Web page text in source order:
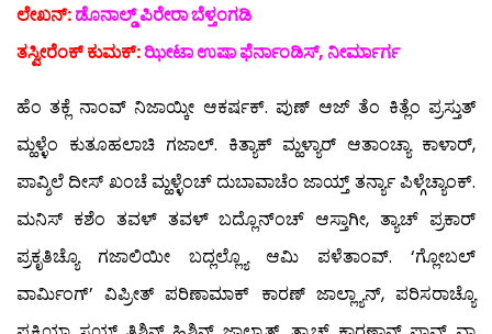
ಲೇಖನ್:ಡೊನಾಲ್ಡ್ ಪಿರೇರಾ ಬೆಳ್ತಂಗಡಿ
ತಸ್ವೀರೆಂಕ್ ಕುಮಕ್:ಝೀಟಾ ಉಷಾ ಫೆರ್ನಾಂಡಿಸ್, ನೀರ್ಮಾರ್ಗ
ಹೆಂ ತಕ್ಲೆ ನಾಂವ್ ನಿಜಾಯ್ಕೀ ಆಕರ್ಷಕ್. ಪುಣ್ ಆಜ್ ತೆಂ ಕಿತ್ಲೆಂ ಪ್ರಸ್ತುತ್
ಮ್ಹಳ್ಳೆಂ ಕುತೂಹಲಾಚಿ ಗಜಾಲ್. ಕಿತ್ಯಾಕ್ ಮ್ಹಳ್ಯಾರ್ ಆತಾಂಚ್ಯಾ ಕಾಳಾರ್,
ಪಾವ್ಶಿಲೆ ದೀಸ್ ಖಂಚೆ ಮ್ಹಳ್ಳೆಂಚ್ ದುಬಾವಾಚೆಂ ಜಾಯ್ತ್ ತರ್ನ್ಯಾ ಪಿಳ್ಗೆಚ್ಯಾಂಕ್.
ಮನಿಸ್ ಕಶೆಂ ತವಳ್ ತವಳ್ ಬದ್ಲೊನ್‍ಂಚ್ ಆಸ್ತಾಗೀ, ತ್ಯಾಚ್ ಪ್ರಕಾರ್
ಪ್ರಕೃತಿಚ್ಯೊ ಗಜಾಲಿಯೀ ಬದ್ಲಲ್ಲ್ಯೊ ಆಮಿ ಪಳೆತಾಂವ್. ‘ಗ್ಲೋಬಲ್
ವಾರ್ಮಿಂಗ್’ ವಿಪ್ರೀತ್ ಪರಿಣಾಮಾಕ್ ಕಾರಣ್ ಜಾಲ್ಲ್ಯಾನ್, ಪರಿಸರಾಚ್ಯೊ